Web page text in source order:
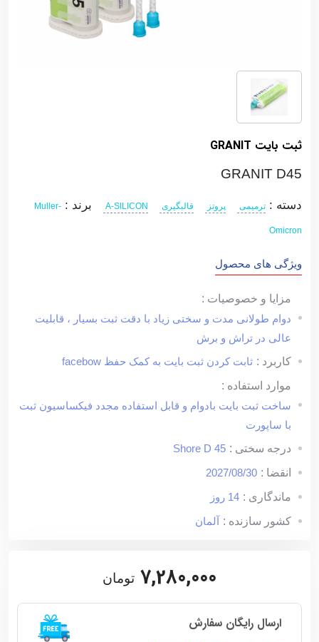
ثبت بایت GRANIT
GRANIT D45
دسته : ترمیمی پروتز قالبگیری A-SILICON برند : Muller-
Omicron
ویژگی های محصول
مزایا و خصوصیات :
دوام طولانی مدت و سختی زیاد با دقت ثبت بسیار ، قابلیت
عالی در تراش و برش
کاربرد : ثابت کردن ثبت بایت به کمک حفظ facebow
موارد استفاده :
ساخت ثبت بایت بادوام و قابل استفاده مجدد فیکساسیون ثبت
با ساپورت
درجه سختی : Shore D 45
انقضا : 2027/08/30
ماندگاری : 14 روز
کشور سازنده : آلمان
7,280,000 تومان
ارسال رایگان سفارش